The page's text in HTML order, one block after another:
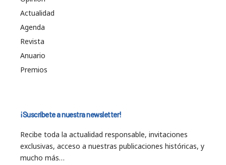
Actualidad
Agenda
Revista
Anuario
Premios
¡Suscríbete a nuestra newsletter!
Recibe toda la actualidad responsable, invitaciones
exclusivas, acceso a nuestras publicaciones históricas, y
mucho más…